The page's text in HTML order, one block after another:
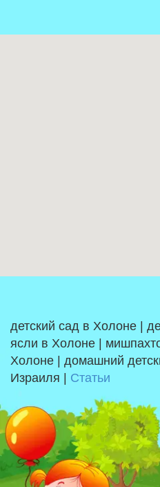
детский сад в Холоне |
ясли в Холоне |
Холоне | домашний
Израиля | Статьи